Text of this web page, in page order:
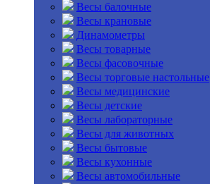
Весы балочные
Весы крановые
Динамометры
Весы товарные
Весы фасовочные
Весы торговые настольные
Весы медицинские
Весы детские
Весы лабораторные
Весы для животных
Весы бытовые
Весы кухонные
Весы автомобильные